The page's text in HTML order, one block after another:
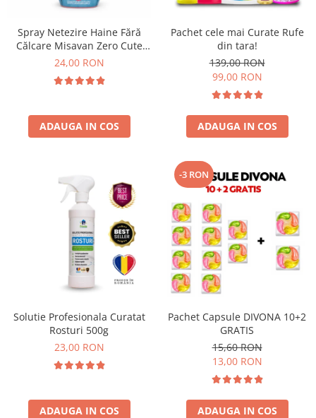
Spray Netezire Haine Fără
Călcare Misavan Zero Cute
Harmony Parfum Discret 500
24,00 RON
ADAUGA IN COS
Pachet cele mai Curate Rufe
din tara!
139,00 RON
99,00 RON
ADAUGA IN COS
Solutie Profesionala Curatat
Rosturi 500g
23,00 RON
ADAUGA IN COS
-3 RON
Pachet Capsule DIVONA 10+2
GRATIS
15,60 RON
13,00 RON
ADAUGA IN COS